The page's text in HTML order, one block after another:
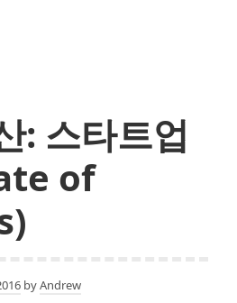
: 스타트업
of
byAndrew